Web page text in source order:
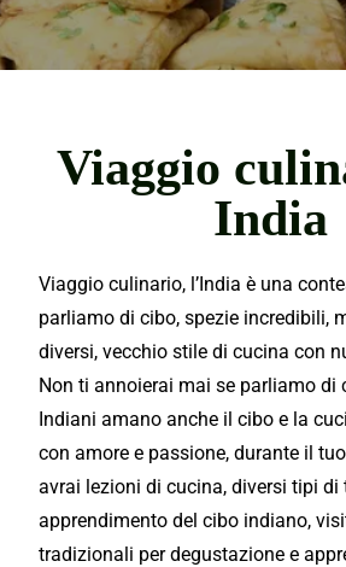
Viaggio
India
Viaggio culinario, l’India è una
parliamo di cibo, spezie incredibili,
diversi, vecchio stile di cucina con
Non ti annoierai mai se parliamo di
Indiani amano anche il cibo e la
con amore e passione, durante il
avrai lezioni di cucina, diversi tipi di
apprendimento del cibo indiano,
tradizionali per degustazione e